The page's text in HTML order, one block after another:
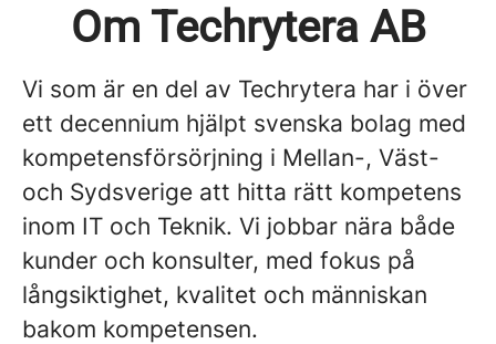
Om Techrytera AB
Vi som är en del av Techrytera har i över
ett decennium hjälpt svenska bolag med
kompetensförsörjning i Mellan-, Väst-
och Sydsverige att hitta rätt kompetens
inom IT och Teknik. Vi jobbar nära både
kunder och konsulter, med fokus på
långsiktighet, kvalitet och människan
bakom kompetensen.